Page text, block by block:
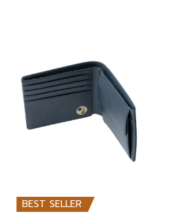
BEST SELLER